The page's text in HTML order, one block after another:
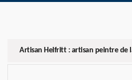
Artisan Helfritt : artisan peintre de